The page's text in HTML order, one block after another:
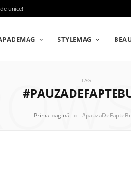
unice!
STYLEMAG
TAG
Prima pagină »